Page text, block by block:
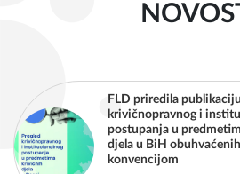
FLD priredila
krivičnopravnog i
postupanja u
djela u BiH
konvencijom